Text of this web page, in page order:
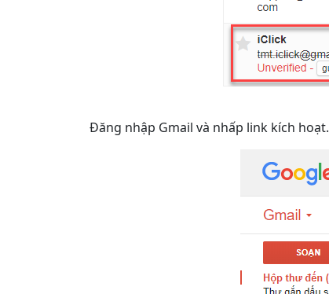
Đăng nhập Gmail và nhấp link kích hoạt.